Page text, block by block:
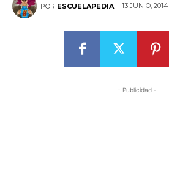
POR ESCUELAPEDIA 13 JUNIO, 2014
- Publicidad -